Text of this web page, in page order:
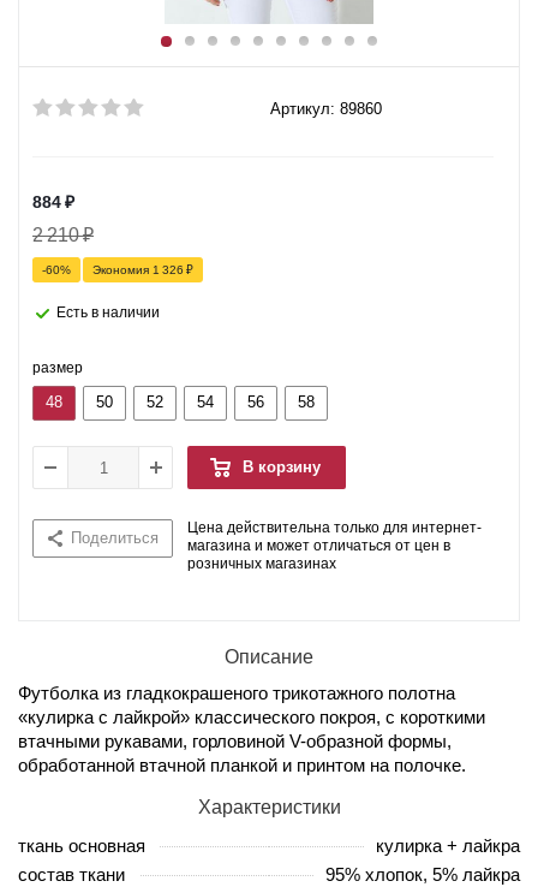
Артикул: 89860
884₽
2 210₽
-60% Экономия 1 326 ₽
Есть в наличии
размер
48 50 52 54 56 58
В корзину
Поделиться
Цена действительна только для интернет-
магазина и может отличаться от цен в
розничных магазинах
Описание
Футболка из гладкокрашеного трикотажного полотна
«кулирка с лайкрой» классического покроя, с короткими
втачными рукавами, горловиной V-образной формы,
обработанной втачной планкой и принтом на полочке.
Характеристики
ткань основная
кулирка + лайкра
состав ткани
95% хлопок, 5% лайкра